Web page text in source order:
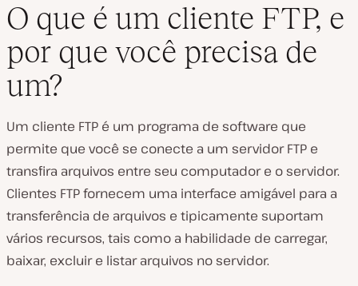
O que é um cliente FTP, e
por que você precisa de
um?
Um cliente FTP é um programa de software que
permite que você se conecte a um servidor FTP e
transfira arquivos entre seu computador e o servidor.
Clientes FTP fornecem uma interface amigável para a
transferência de arquivos e tipicamente suportam
vários recursos, tais como a habilidade de carregar,
baixar, excluir e listar arquivos no servidor.